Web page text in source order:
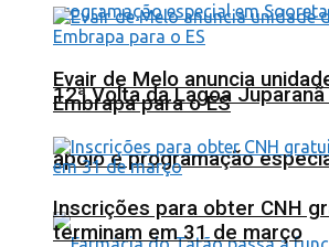
12ª Volta da Lagoa
apoio e programação
Evair de Melo anuncia
Embrapa para o ES
Inscrições para obter CNH
terminam em 31 de março